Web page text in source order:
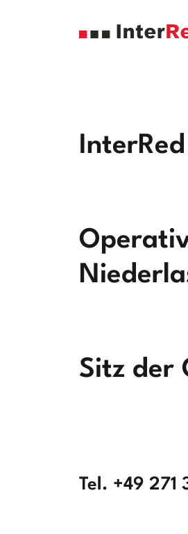
Sitz der
Tel. +49 271